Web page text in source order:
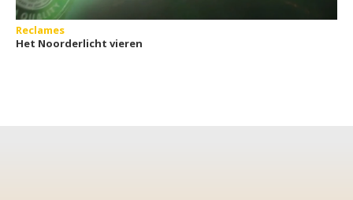
Reclames
Het Noorderlicht vieren